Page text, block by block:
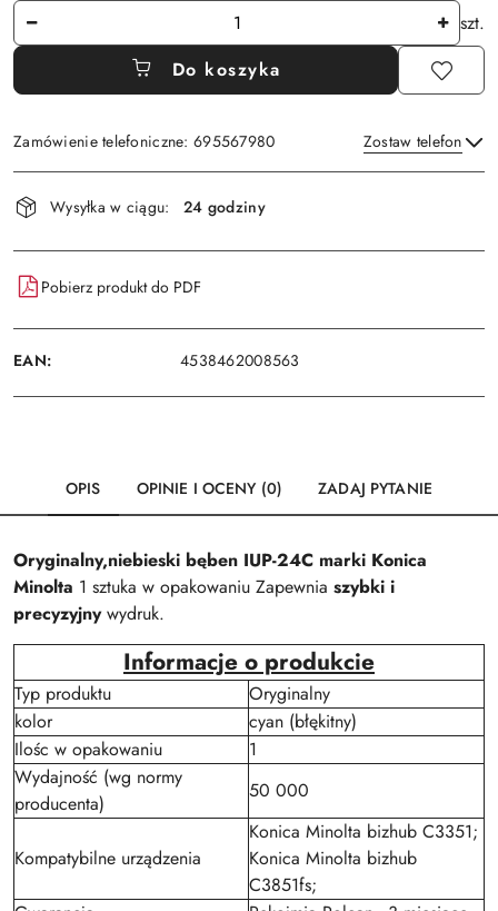
Ilość
szt.
Do koszyka
Zamówienie telefoniczne: 695567980 Zostaw telefon
Dostępność
i
dostawa
Wysyłka w ciągu: 24 godziny
Pobierz produkt do PDF
EAN: 4538462008563
OPIS OPINIE I OCENY (0) ZADAJ PYTANIE
Oryginalny,niebieski bęben IUP-24C marki Konica
Minolta 1 sztuka w opakowaniu Zapewnia szybki i
precyzyjnywydruk.
Informacje o produkcie
Typ produktu
Oryginalny
kolor
cyan (błękitny)
Ilośc w opakowaniu
1
Wydajność (wg normy
producenta)
50 000
Kompatybilne urządzenia
Konica Minolta bizhub C3351;
Konica Minolta bizhub
C3851fs;